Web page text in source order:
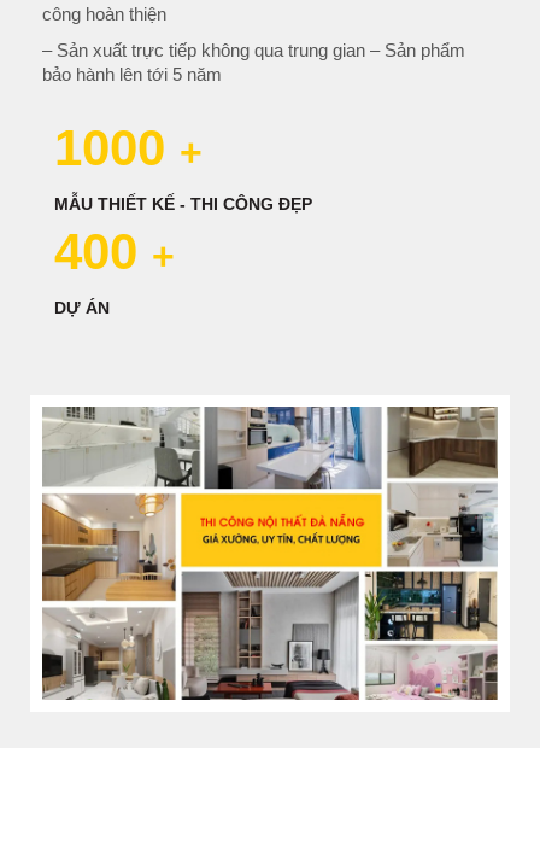
công hoàn thiện
– Sản xuất trực tiếp không qua trung gian – Sản phẩm
bảo hành lên tới 5 năm
1000 +
MẪU THIẾT KẾ - THI CÔNG ĐẸP
400 +
DỰ ÁN